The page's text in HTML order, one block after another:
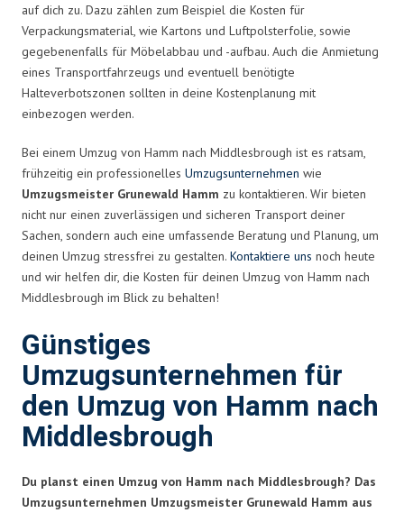
auf dich zu. Dazu zählen zum Beispiel die Kosten für
Verpackungsmaterial, wie Kartons und Luftpolsterfolie, sowie
gegebenenfalls für Möbelabbau und -aufbau. Auch die Anmietung
eines Transportfahrzeugs und eventuell benötigte
Halteverbotszonen sollten in deine Kostenplanung mit
einbezogen werden.
Bei einem Umzug von Hamm nach Middlesbrough ist es ratsam,
frühzeitig ein professionelles Umzugsunternehmen wie
Umzugsmeister Grunewald Hamm zu kontaktieren. Wir bieten
nicht nur einen zuverlässigen und sicheren Transport deiner
Sachen, sondern auch eine umfassende Beratung und Planung, um
deinen Umzug stressfrei zu gestalten. Kontaktiere uns noch heute
und wir helfen dir, die Kosten für deinen Umzug von Hamm nach
Middlesbrough im Blick zu behalten!
Günstiges
Umzugsunternehmen für
den Umzug von Hamm nach
Middlesbrough
Du planst einen Umzug von Hamm nach Middlesbrough? Das
Umzugsunternehmen Umzugsmeister Grunewald Hamm aus